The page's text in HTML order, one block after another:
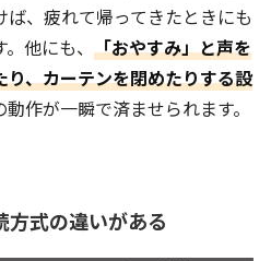
、疲れて帰ってきたときにも
他にも、 「おやすみ」と声を
、カーテンを閉めたりする設
作が一瞬で済ませられます。
方式の違いがある